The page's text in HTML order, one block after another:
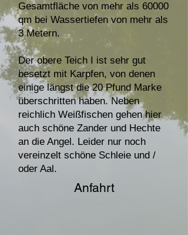
Gesamtfläche von mehr als 60000
qm bei Wassertiefen von mehr als
3 Metern.
Der obere Teich I ist sehr gut
besetzt mit Karpfen, von denen
einige längst die 20 Pfund Marke
überschritten haben. Neben
reichlich Weißfischen gehen hier
auch schöne Zander und Hechte
an die Angel. Leider nur noch
vereinzelt schöne Schleie und /
oder Aal.
Anfahrt